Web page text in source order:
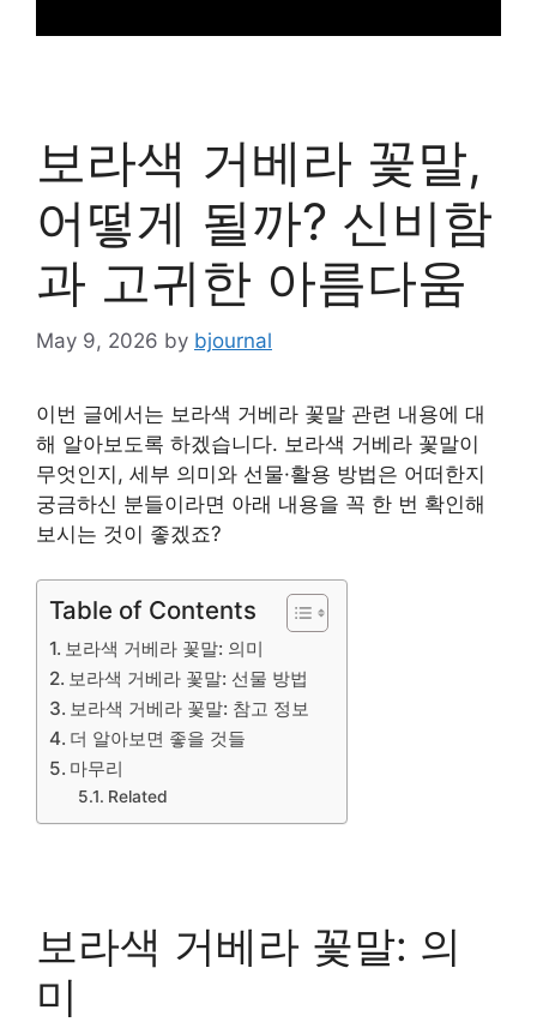
보라색 거베라 꽃말,
어떻게 될까? 신비함
과 고귀한 아름다움
May 9, 2026 by bjournal
이번 글에서는 보라색 거베라 꽃말 관련 내용에 대
해 알아보도록 하겠습니다. 보라색 거베라 꽃말이
무엇인지, 세부 의미와 선물·활용 방법은 어떠한지
궁금하신 분들이라면 아래 내용을 꼭 한 번 확인해
보시는 것이 좋겠죠?
Table of Contents
보라색 거베라 꽃말: 의미
보라색 거베라 꽃말: 선물 방법
보라색 거베라 꽃말: 참고 정보
더 알아보면 좋을 것들
마무리
Related
보라색 거베라 꽃말: 의
미